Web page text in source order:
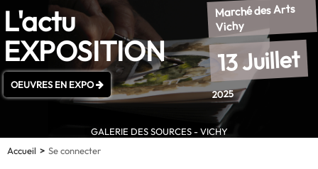
L'actu
EXPOSITION
OEUVRES EN EXPO
Marché des Arts
Vichy
13 Juillet
2025
GALERIE DES SOURCES - VICHY
Accueil
Se connecter